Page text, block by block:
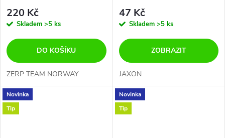
220 Kč
Skladem >5 ks
DO KOŠÍKU
ZERP TEAM NORWAY
NÁVAZCE
47 Kč
Skladem >5 ks
ZOBRAZIT
JAXON
Novinka
Tip
Novinka
Tip